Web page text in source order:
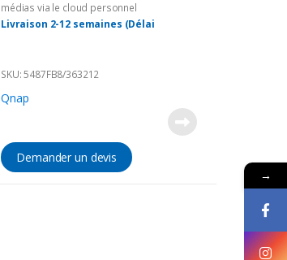
médias via le cloud personnel
Livraison 2-12 semaines (Délai
SKU: 5487FB8/363212
Qnap
Demander un devis
→